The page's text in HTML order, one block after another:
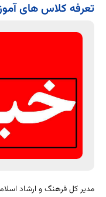
تعرفه کلاس های
مدیر کل فرهنگ و ارشاد